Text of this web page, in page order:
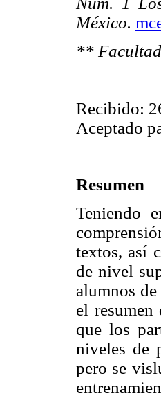
México.
**
Recibido:
Aceptado
Resumen
Teniendo
textos, así
de nivel
alumnos
el
que los
niveles de
pero se